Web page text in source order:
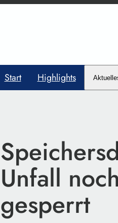
Start Highlights
Unfall
gesperrt